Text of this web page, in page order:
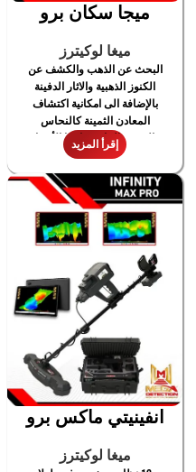
ميجا سكان برو
ميغا لوكيترز
البحث عن الذهب والكشف عن
الكنوز الذهبية والاثار الدفينة
بالإضافة الى امكانية اكتشاف
المعادن الثمينة كالنحاس
والفضة والماس وايضا الأحجار
الكريمة
إقرأ المزيد
انفينيتي ماكس برو
ميغا لوكيترز